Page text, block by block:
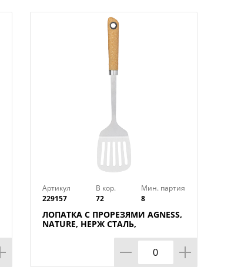
можно с
Артикул
229157
В кор.
72
Мин. партия
8
ЛОПАТКА С ПРОРЕЗЯМИ AGNESS,
NATURE, НЕРЖ СТАЛЬ,